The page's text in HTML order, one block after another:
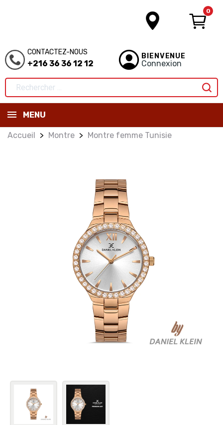
0
CONTACTEZ-NOUS
+216 36 36 12 12
BIENVENUE
Connexion
MENU
Accueil Montre Montre femme Tunisie